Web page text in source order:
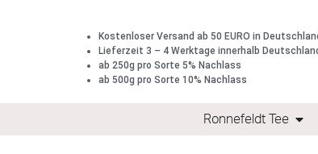
Kostenloser Versand ab 50 EURO in
Lieferzeit 3 – 4 Werktage innerhalb
ab 250g pro Sorte 5% Nachlass
ab 500g pro Sorte 10% Nachlass
Ronnefeldt Tee